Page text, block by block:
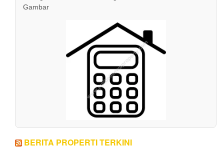
Gambar
BERITA PROPERTI TERKINI